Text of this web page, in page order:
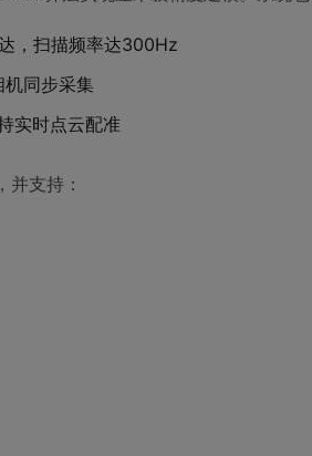
，扫描频率达300Hz
同步采集
实时点云配准
支持：